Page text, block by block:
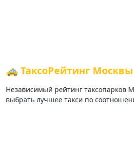
🚕 ТаксоРейтинг Москвы
Независимый рейтинг таксопарков
выбрать лучшее такси по